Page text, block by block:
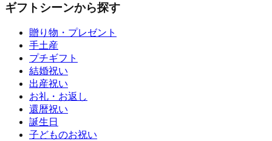
ギフトシーンから探す
贈り物・プレゼント
手土産
プチギフト
結婚祝い
出産祝い
お礼・お返し
還暦祝い
誕生日
子どものお祝い